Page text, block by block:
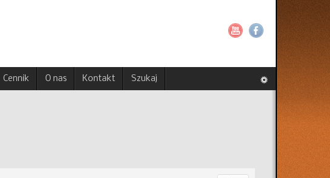
Cennik O nas Kontakt Szukaj